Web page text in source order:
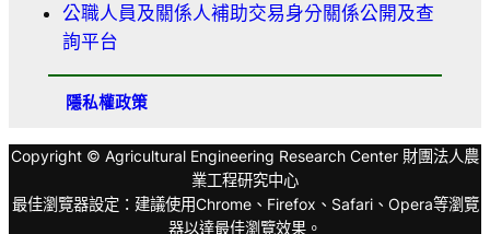
公職人員及關係人補助交易身分關係公開及查
詢平台
隱私權政策
Copyright © Agricultural Engineering Research Center 財團法人農
業工程研究中心
最佳瀏覽器設定：建議使用Chrome、Firefox、Safari、Opera等瀏覽
器以達最佳瀏覽效果。